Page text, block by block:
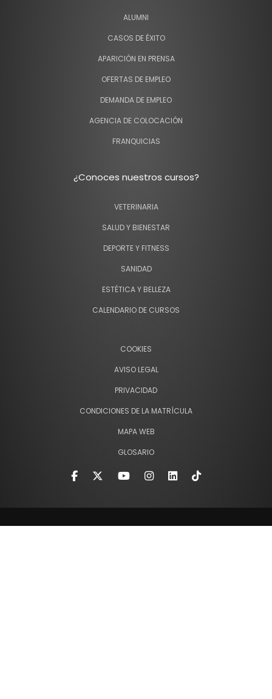
ALUMNI
CASOS DE ÉXITO
APARICIÓN EN PRENSA
OFERTAS DE EMPLEO
DEMANDA DE EMPLEO
AGENCIA DE COLOCACIÓN
FRANQUICIAS
¿Conoces nuestros cursos?
VETERINARIA
SALUD Y BIENESTAR
DEPORTE Y FITNESS
SANIDAD
ESTÉTICA Y BELLEZA
CALENDARIO DE CURSOS
COOKIES
AVISO LEGAL
PRIVACIDAD
CONDICIONES DE LA MATRÍCULA
MAPA WEB
GLOSARIO